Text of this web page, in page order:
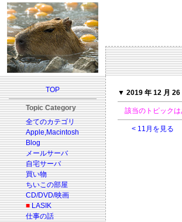
TOP
Topic Category
全てのカテゴリ
Apple,Macintosh
Blog
メールサーバ
自宅サーバ
買い物
ちいこの部屋
CD/DVD/映画
■ LASIK
仕事の話
▼ 2019 年 12 月 26
該当のトピックは
< 11月を見る